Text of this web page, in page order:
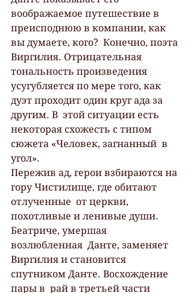
воображаемое путешествие в
преисподнюю в компании, как
вы думаете, кого?  Конечно, поэта
Виргилия. Отрицательная
тональность произведения
усугубляется по мере того, как
дуэт проходит один круг ада за
другим. В  этой ситуации есть
некоторая схожесть с типом
сюжета «Человек, загнанный  в
угол».
Пережив ад, герои взбираются на
гору Чистилище, где обитают
отлученные  от церкви,
похотливые и ленивые души.
Беатриче, умершая
возлюбленная  Данте, заменяет
Виргилия и становится
спутником Данте. Восхождение
пары в  рай в третьей части